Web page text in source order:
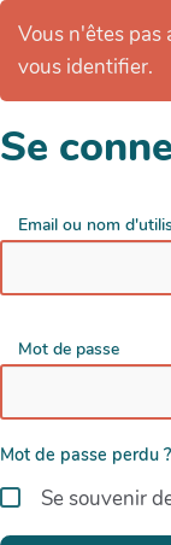
Vous n'êtes pas
vous identifier.
Se
Email ou nom
Mot de passe
Mot de passe perdu ?
Se souvenir